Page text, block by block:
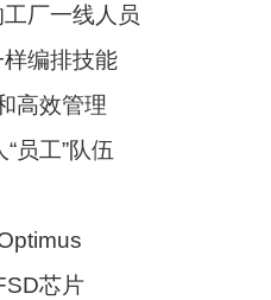
厂一线人员
编排技能
高效管理
员工”队伍
芯片